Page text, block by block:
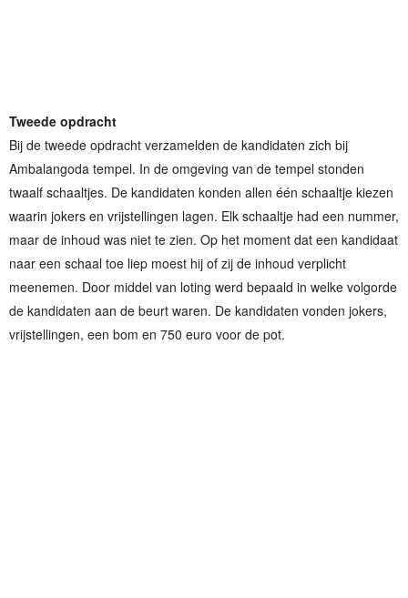
Tweede opdracht
Bij de tweede opdracht verzamelden de kandidaten zich bij
Ambalangoda tempel. In de omgeving van de tempel stonden
twaalf schaaltjes. De kandidaten konden allen één schaaltje kiezen
waarin jokers en vrijstellingen lagen. Elk schaaltje had een nummer,
maar de inhoud was niet te zien. Op het moment dat een kandidaat
naar een schaal toe liep moest hij of zij de inhoud verplicht
meenemen. Door middel van loting werd bepaald in welke volgorde
de kandidaten aan de beurt waren. De kandidaten vonden jokers,
vrijstellingen, een bom en 750 euro voor de pot.